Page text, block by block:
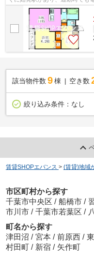
な空気を送り込む物件をご案内
該当物件数 9棟 空き数
絞り込み条件： なし
賃貸SHOPエバンス > (賃貸)地域
市区町村から探す
千葉市中央区 / 船橋市 /
市川市 / 千葉市若葉区 /
町名から探す
津田沼 / 宮本 / 前原西 /
村田町 / 新宿 / 矢作町